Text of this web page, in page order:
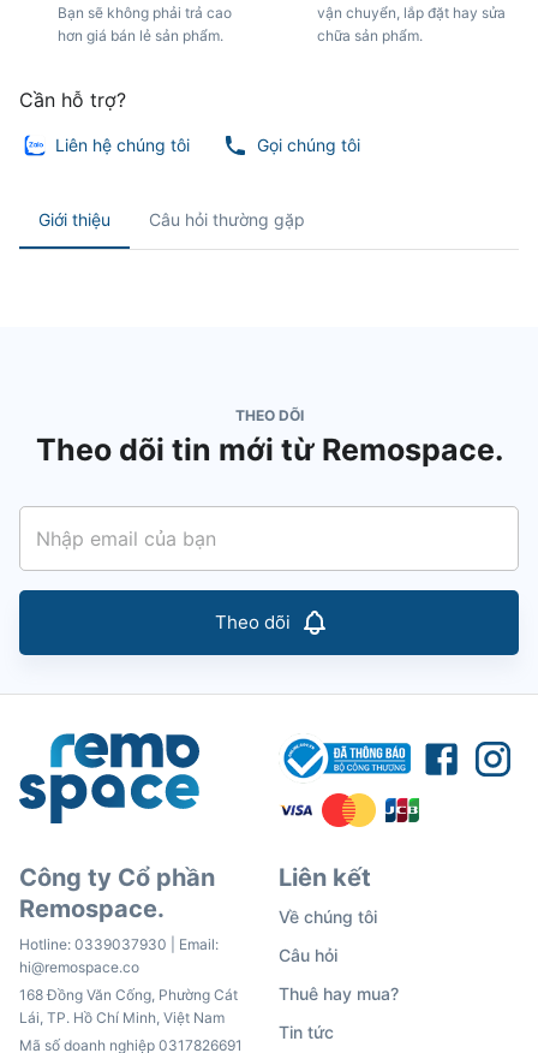
Bạn sẽ không phải trả cao
hơn giá bán lẻ sản phẩm.
vận chuyển, lắp đặt hay sửa
chữa sản phẩm.
Cần hỗ trợ?
Liên hệ chúng tôi Gọi chúng tôi
Giới thiệu Câu hỏi thường gặp
THEO DÕI
Theo dõi tin mới từ Remospace.
Theo dõi
Công ty Cổ phần
Remospace.
Hotline: 0339037930 | Email:
hi@remospace.co
168 Đồng Văn Cống, Phường Cát
Lái, TP. Hồ Chí Minh, Việt Nam
Mã số doanh nghiệp 0317826691
Liên kết
Về chúng tôi
Câu hỏi
Thuê hay mua?
Tin tức